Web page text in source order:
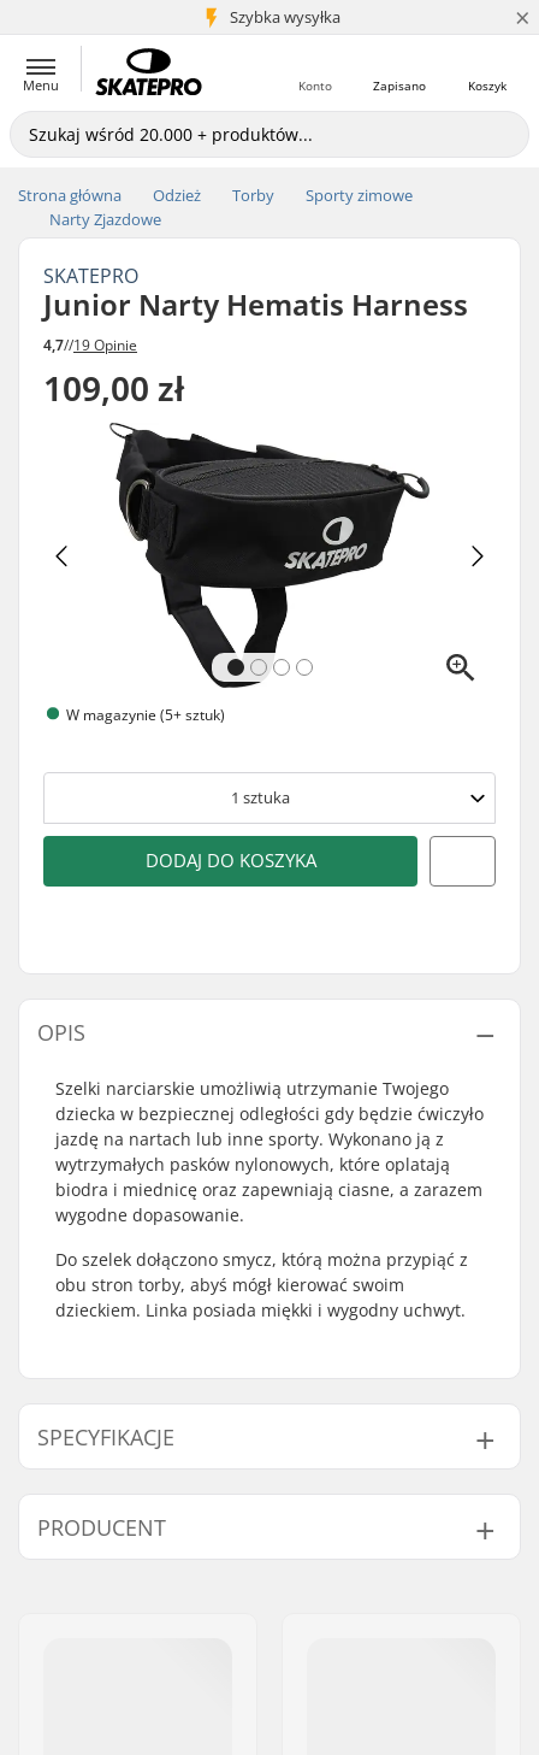
Szybka wysyłka
5+ mln klientów ×
Menu Koszyk
Zapisano
Konto
Strona główna Odzież Torby
Sporty zimowe
Narty Zjazdowe
SKATEPRO
Junior Narty Hematis Harness
4,7//19 Opinie
109,00 zł
W magazynie (5+ sztuk)
1 sztuka
DODAJ DO KOSZYKA
OPIS
Szelki narciarskie umożliwią utrzymanie Twojego
dziecka w bezpiecznej odległości gdy będzie ćwiczyło
jazdę na nartach lub inne sporty. Wykonano ją z
wytrzymałych pasków nylonowych, które oplatają
biodra i miednicę oraz zapewniają ciasne, a zarazem
wygodne dopasowanie.
Do szelek dołączono smycz, którą można przypiąć z
obu stron torby, abyś mógł kierować swoim
dzieckiem. Linka posiada miękki i wygodny uchwyt.
SPECYFIKACJE
Rodzaj aktywności: Sporty zimowe
PRODUCENT